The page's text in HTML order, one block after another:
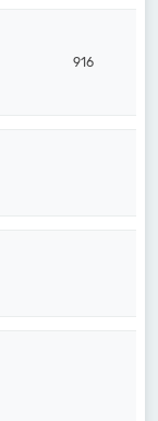
916